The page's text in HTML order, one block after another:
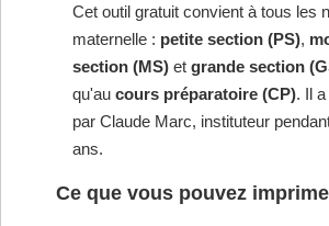
Cet outil gratuit convient à tous les
maternelle : petite section (PS),
section (MS)et grande section
qu'au cours préparatoire (CP). Il
par Claude Marc, instituteur
ans.
Ce que vous pouvez